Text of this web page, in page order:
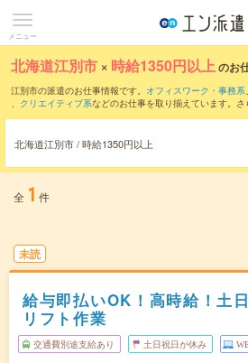
メニュー
北海道江別市 × 時給1350円以上のお
江別市の派遣のお仕事情報です。 オフィスワーク・事務系、
、 クリエイティブ系などのお仕事を取り揃えています。さ
北海道江別市 / 時給1350円以上
全 1 件
未読
給与即払いOK！高時給！土
リフト作業
交通費別途支給あり 土日祝日が休み